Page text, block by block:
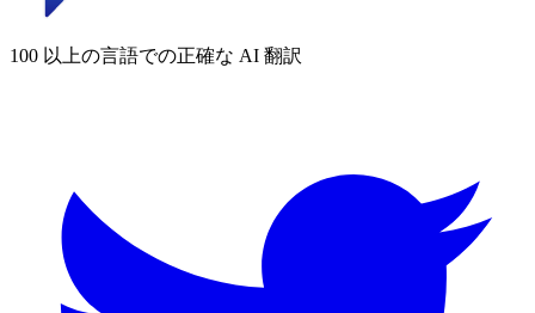
100 以上の言語での正確な AI 翻訳